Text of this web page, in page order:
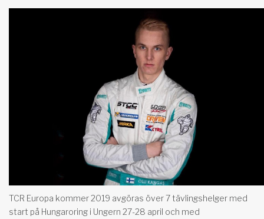
TCR Europa kommer 2019 avgöras över 7 tävlingshelger med
start på Hungaroring i Ungern 27-28 april och med